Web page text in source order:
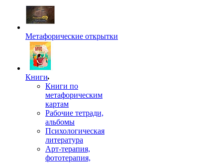
Метафорические открытки
Книги
Книги по
метафорическим
картам
Рабочие тетради,
альбомы
Психологическая
литература
Арт-терапия,
фототерапия,